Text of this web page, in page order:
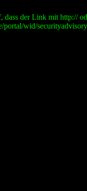
dass der Link mit http://
portal/wid/